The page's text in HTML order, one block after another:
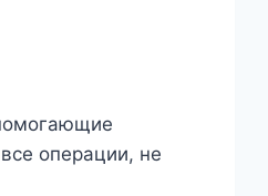
операции, не